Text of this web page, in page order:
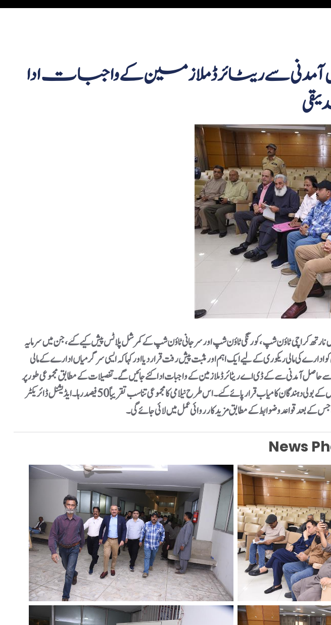
سے ریٹائرڈ ملازمین کے واجبات ادا
کے ساتھ منعقد کی گئی۔ نیلامی میں نارتھ کراچی ٹاؤن شپ، کورنگی ٹاؤن شپ اور سرجانی ٹاؤن شپ کے کمرشل پلاٹس پیش کیے گئے، جن میں سرمایہ
ادارے کی مالی ریکوری کے لیے ایک اہم اور مثبت پیش رفت قرار دیا اور کہا کہ ایسی سرگرمیاں ادارے کے مالی
آمدنی سے کے ڈی اے ریٹائرڈ ملازمین کے واجبات ادا کئے جائیں گے۔ تفصیلات کے مطابق مجموعی طور پر
نارتھ کراچی، کورنگی اور سرجانی ٹاؤن شپ کے 54 کمرشل پلاٹس نیلامی کے لیے پیش کیے گئے، جن میں سے 28 کمرشل پلاٹس کے بولی دہندگان کامیاب قرار پائے گئے۔ اس طرح نیلامی کا مجموعی تناسب تقریباً 50 فیصد رہا۔ایڈیشنل ڈائریکٹر
کے بعد قواعد و ضوابط کے مطابق مزید کارروائی عمل میں لائی جائے گی۔
News